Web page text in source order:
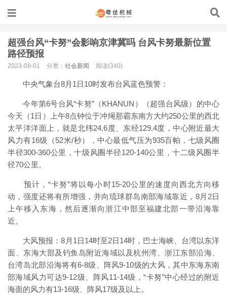
超强台风“卡努”会影响京津冀吗 台风卡努最新位置
路径预报
2023-08-01 分类： 社会新闻 阅读(340)
中央气象台8月1日10时发布台风蓝色预警：
今年第6号台风“卡努”（KHANUN）（超强台风级）的中心
今天（1日）上午8点钟位于冲绳那霸东南方大约250公里的西北
太平洋洋面上，就是北纬24.6度、东经129.4度，中心附近最大
风力有16级（52米/秒），中心最低气压为935百帕，七级风圈
半径300-360公里，十级风圈半径120-140公里，十二级风圈半
径70公里。
预计，“卡努”将以每小时15-20公里的速度向西北方向移
动，强度还将有所增强，并向琉球群岛南部海域靠近，8月2日
上午移入东海，然后逐渐向浙江中部至福建北部一带沿海靠
近。
大风预报：8月1日14时至2日14时，巴士海峡、台湾以东洋
面、东海大部及钓鱼岛附近海域以及杭州湾、浙江东部沿海、
台湾岛北部沿海将有6-8级、阵风9-10级的大风，其中东海东南
部海域风力可达9-12级、阵风11-14级，“卡努”中心经过的附近
海面的风力有13-16级、阵风17级及以上。